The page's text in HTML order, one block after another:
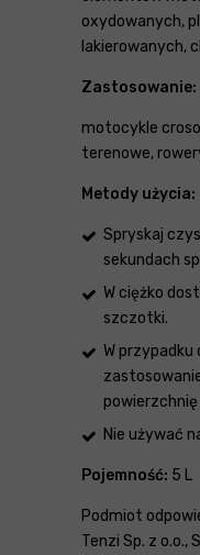
oxydowanych,
lakierowanych,
Zastosowanie:
motocykle
terenowe,
Metody użycia:
Spryskaj
sekundach
W ciężko
szczotki.
W przypadku
powierzchnię
Nie używać
Pojemność: 5 L
Podmiot
Tenzi Sp. z